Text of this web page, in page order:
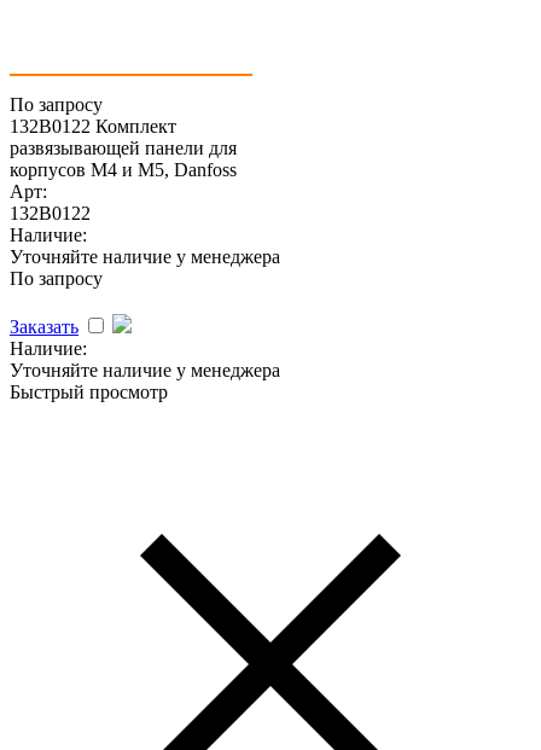
По запросу
132B0122 Комплект
развязывающей панели для
корпусов M4 и M5, Danfoss
Арт:
132B0122
Наличие:
Уточняйте наличие у менеджера
По запросу
Заказать
Наличие:
Уточняйте наличие у менеджера
Быстрый просмотр